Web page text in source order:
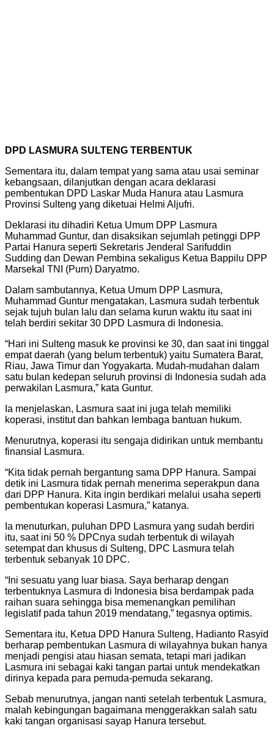
DPD LASMURA SULTENG TERBENTUK
Sementara itu, dalam tempat yang sama atau usai seminar
kebangsaan, dilanjutkan dengan acara deklarasi
pembentukan DPD Laskar Muda Hanura atau Lasmura
Provinsi Sulteng yang diketuai Helmi Aljufri.
Deklarasi itu dihadiri Ketua Umum DPP Lasmura
Muhammad Guntur, dan disaksikan sejumlah petinggi DPP
Partai Hanura seperti Sekretaris Jenderal Sarifuddin
Sudding dan Dewan Pembina sekaligus Ketua Bappilu DPP
Marsekal TNI (Purn) Daryatmo.
Dalam sambutannya, Ketua Umum DPP Lasmura,
Muhammad Guntur mengatakan, Lasmura sudah terbentuk
sejak tujuh bulan lalu dan selama kurun waktu itu saat ini
telah berdiri sekitar 30 DPD Lasmura di Indonesia.
“Hari ini Sulteng masuk ke provinsi ke 30, dan saat ini tinggal
empat daerah (yang belum terbentuk) yaitu Sumatera Barat,
Riau, Jawa Timur dan Yogyakarta. Mudah-mudahan dalam
satu bulan kedepan seluruh provinsi di Indonesia sudah ada
perwakilan Lasmura,” kata Guntur.
Ia menjelaskan, Lasmura saat ini juga telah memiliki
koperasi, institut dan bahkan lembaga bantuan hukum.
Menurutnya, koperasi itu sengaja didirikan untuk membantu
finansial Lasmura.
“Kita tidak pernah bergantung sama DPP Hanura. Sampai
detik ini Lasmura tidak pernah menerima seperakpun dana
dari DPP Hanura. Kita ingin berdikari melalui usaha seperti
pembentukan koperasi Lasmura,” katanya.
Ia menuturkan, puluhan DPD Lasmura yang sudah berdiri
itu, saat ini 50 % DPCnya sudah terbentuk di wilayah
setempat dan khusus di Sulteng, DPC Lasmura telah
terbentuk sebanyak 10 DPC.
“Ini sesuatu yang luar biasa. Saya berharap dengan
terbentuknya Lasmura di Indonesia bisa berdampak pada
raihan suara sehingga bisa memenangkan pemilihan
legislatif pada tahun 2019 mendatang,” tegasnya optimis.
Sementara itu, Ketua DPD Hanura Sulteng, Hadianto Rasyid
berharap pembentukan Lasmura di wilayahnya bukan hanya
menjadi pengisi atau hiasan semata, tetapi mari jadikan
Lasmura ini sebagai kaki tangan partai untuk mendekatkan
dirinya kepada para pemuda-pemuda sekarang.
Sebab menurutnya, jangan nanti setelah terbentuk Lasmura,
malah kebingungan bagaimana menggerakkan salah satu
kaki tangan organisasi sayap Hanura tersebut.